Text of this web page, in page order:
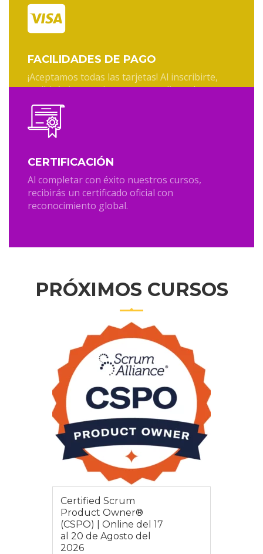
experimentados.
FACILIDADES DE PAGO
¡Aceptamos todas las tarjetas! Al inscribirte,
recibirás instrucciones para realizar el pago
mediante abono en cuenta o en línea con
tarjetas Visa, MasterCard, Amex, o Diners.
CERTIFICACIÓN
Al completar con éxito nuestros cursos,
recibirás un certificado oficial con
reconocimiento global.
PRÓXIMOS CURSOS
Certified Scrum
Product Owner®
(CSPO) | Online del 17
al 20 de Agosto del
2026